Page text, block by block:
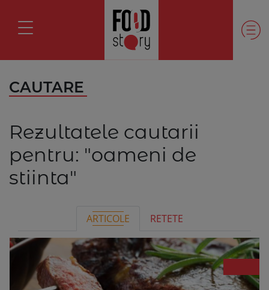
CAUTARE
Rezultatele cautarii
pentru: "oameni de
stiinta"
ARTICOLE RETETE